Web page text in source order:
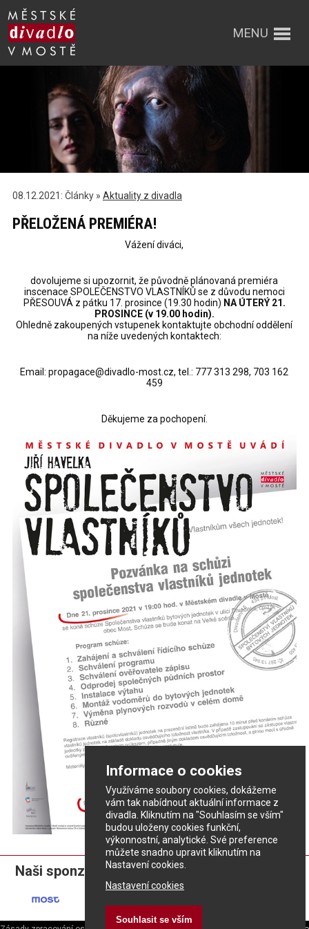
Informace o cookies
Využíváme soubory cookies, dokážeme
vám tak nabídnout aktuální informace z
divadla. Kliknutím na "Souhlasím se vším"
budou uloženy cookies funkční,
výkonnostní, analytické. Své preference
můžete snadno upravit kliknutím na
Nastavení cookies.
Nastavení cookies
Souhlasit se vším
MENU
08.12.2021: Články » Aktuality z divadla
PŘELOŽENÁ PREMIÉRA!
Vážení diváci,
dovolujeme si upozornit, že původně plánovaná premiéra
inscenace SPOLEČENSTVO VLASTNÍKŮ se z důvodu nemoci
PŘESOUVÁ z pátku 17. prosince (19.30 hodin) NA ÚTERÝ 21.
PROSINCE (v 19.00 hodin).
Ohledně zakoupených vstupenek kontaktujte obchodní oddělení
na níže uvedených kontaktech:
Email: propagace@divadlo-most.cz, tel.: 777 313 298, 703 162
459
Děkujeme za pochopení.
Naši sponzoři: